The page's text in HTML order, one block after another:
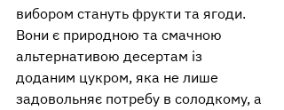
вибором стануть фрукти та ягоди.
Вони є природною та смачною
альтернативою десертам із
доданим цукром, яка не лише
задовольняє потребу в солодкому, а